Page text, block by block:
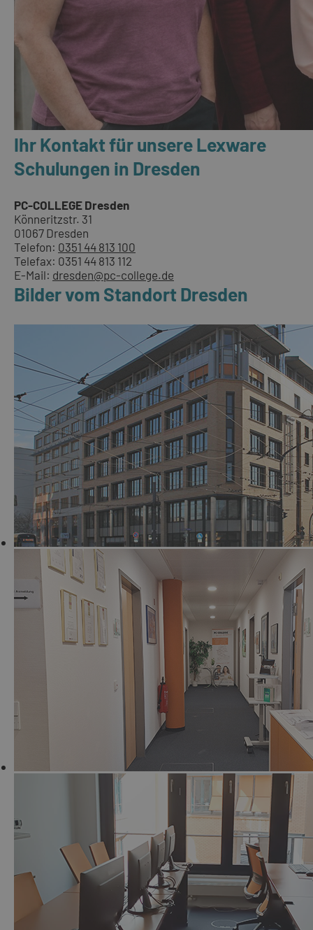
Ihr Kontakt für unsere Lexware
Schulungen in Dresden
PC-COLLEGE Dresden
Könneritzstr. 31
01067 Dresden
Telefon: 0351 44 813 100
Telefax: 0351 44 813 112
E-Mail: dresden@pc-college.de
Bilder vom Standort Dresden